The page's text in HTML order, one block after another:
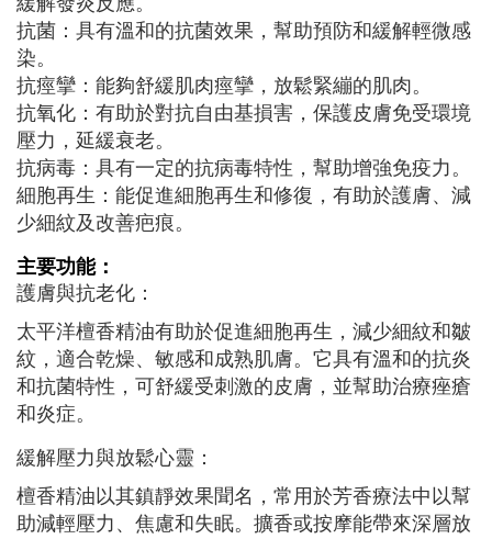
抗菌：具有溫和的抗菌效果，幫助預防和緩解輕微感
染。
抗痙攣：能夠舒緩肌肉痙攣，放鬆緊繃的肌肉。
抗氧化：有助於對抗自由基損害，保護皮膚免受環境
壓力，延緩衰老。
抗病毒：具有一定的抗病毒特性，幫助增強免疫力。
細胞再生：能促進細胞再生和修復，有助於護膚、減
少細紋及改善疤痕。
主要功能：
護膚與抗老化：
太平洋檀香精油有助於促進細胞再生，減少細紋和皺
紋，適合乾燥、敏感和成熟肌膚。它具有溫和的抗炎
和抗菌特性，可舒緩受刺激的皮膚，並幫助治療痤瘡
和炎症。
緩解壓力與放鬆心靈：
檀香精油以其鎮靜效果聞名，常用於芳香療法中以幫
助減輕壓力、焦慮和失眠。擴香或按摩能帶來深層放